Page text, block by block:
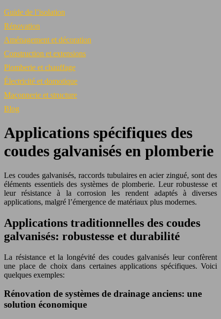
Guide de l’isolation
Rénovation
Aménagement et décoration
Construction et extensions
Plomberie et chauffage
Électricité et domotique
Maçonnerie et structure
Blog
Applications spécifiques des
coudes galvanisés en plomberie
Les coudes galvanisés, raccords tubulaires en acier zingué, sont des
éléments essentiels des systèmes de plomberie. Leur robustesse et
leur résistance à la corrosion les rendent adaptés à diverses
applications, malgré l’émergence de matériaux plus modernes.
Applications traditionnelles des coudes
galvanisés: robustesse et durabilité
La résistance et la longévité des coudes galvanisés leur confèrent
une place de choix dans certaines applications spécifiques. Voici
quelques exemples:
Rénovation de systèmes de drainage anciens: une
solution économique